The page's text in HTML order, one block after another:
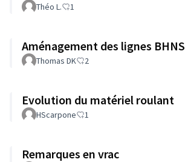
Théo L. 1
Aménagement des lignes BHNS
Thomas DK 2
Evolution du matériel roulant
HScarpone 1
Remarques en vrac